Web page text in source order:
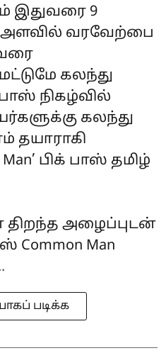
இதுவரை 9
அளவில் வரவேற்பை
கலந்து
நிகழ்வில்
கலந்து
Man’ பிக் பாஸ் தமிழ்
திறந்த அழைப்புடன்
Man
படிக்க